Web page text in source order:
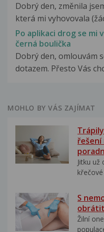
Dobrý den, změnila
která mi vyhovovala
Po aplikaci drog se mi
černá boulička
Dobrý den, omlouvám
dotazem. Přesto Vás
MOHLO BY VÁS ZAJÍMAT
řešení
Jitku
křečové
S
Žilní